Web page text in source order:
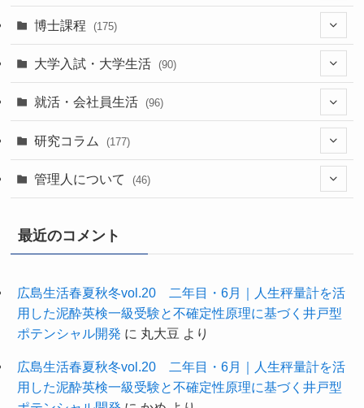
(7)
(39)
博士課程 (175)
(52)
(35)(60)
(22)
大学入試・大学生活 (90)
(43)
(37)
就活・会社員生活 (96)
(20)
(42)
(10)
研究コラム (177)
(20)
管理人について (46)
(3)
(9)
最近のコメント
広島生活春夏秋冬vol.20 二年目・6月｜人生秤量計を活
用した泥酔英検一級受験と不確定性原理に基づく井戸型
ポテンシャル開発 に 丸大豆 より
広島生活春夏秋冬vol.20 二年目・6月｜人生秤量計を活
用した泥酔英検一級受験と不確定性原理に基づく井戸型